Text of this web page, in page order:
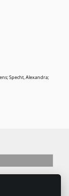
Specht, Alexandra;